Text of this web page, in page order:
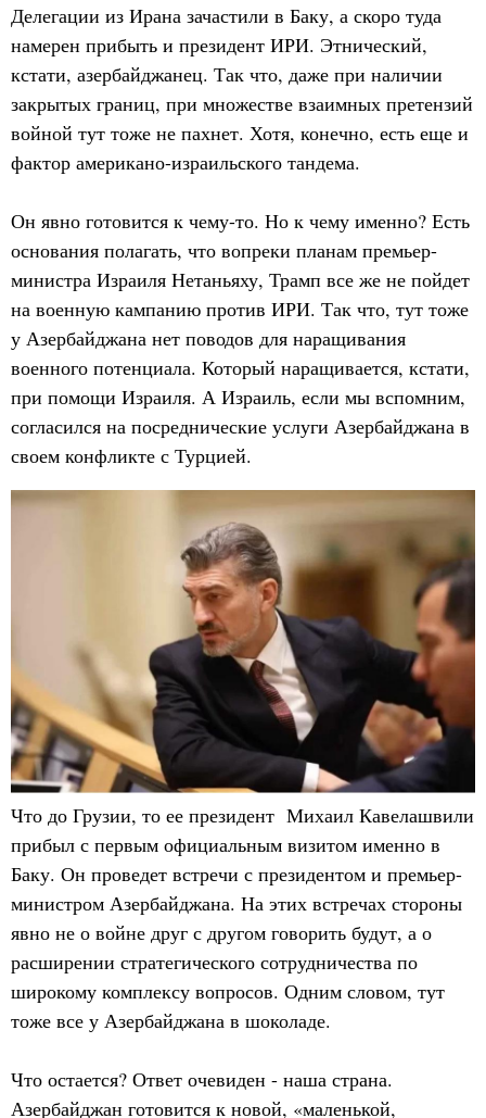
Делегации из Ирана зачастили в Баку, а скоро туда
намерен прибыть и президент ИРИ. Этнический,
кстати, азербайджанец. Так что, даже при наличии
закрытых границ, при множестве взаимных претензий
войной тут тоже не пахнет. Хотя, конечно, есть еще и
фактор американо-израильского тандема.
Он явно готовится к чему-то. Но к чему именно? Есть
основания полагать, что вопреки планам премьер-
министра Израиля Нетаньяху, Трамп все же не пойдет
на военную кампанию против ИРИ. Так что, тут тоже
у Азербайджана нет поводов для наращивания
военного потенциала. Который наращивается, кстати,
при помощи Израиля. А Израиль, если мы вспомним,
согласился на посреднические услуги Азербайджана в
своем конфликте с Турцией.
Что до Грузии, то ее президент Михаил Кавелашвили
прибыл с первым официальным визитом именно в
Баку. Он проведет встречи с президентом и премьер-
министром Азербайджана. На этих встречах стороны
явно не о войне друг с другом говорить будут, а о
расширении стратегического сотрудничества по
широкому комплексу вопросов. Одним словом, тут
тоже все у Азербайджана в шоколаде.
Что остается? Ответ очевиден - наша страна.
Азербайджан готовится к новой, «маленькой,